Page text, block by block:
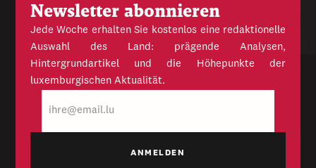
Newsletter abonnieren
Jede Woche erhalten Sie kostenlos eine redaktionelle
Auswahl des Land: prägende Analysen,
Hintergrundartikel und die Höhepunkte der
luxemburgischen Aktualität.
Mail